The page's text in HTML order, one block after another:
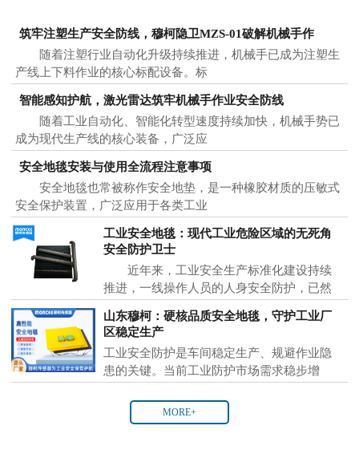
筑牢注塑生产安全防线，穆柯隐卫MZS-01破解机械手作
随着注塑行业自动化升级持续推进，机械手已成为注塑生
产线上下料作业的核心标配设备。标
智能感知护航，激光雷达筑牢机械手作业安全防线
随着工业自动化、智能化转型速度持续加快，机械手势已
成为现代生产线的核心装备，广泛应
安全地毯安装与使用全流程注意事项
安全地毯也常被称作安全地垫，是一种橡胶材质的压敏式
安全保护装置，广泛应用于各类工业
工业安全地毯：现代工业危险区域的无死角
安全防护卫士
近年来，工业安全生产标准化建设持续
推进，一线操作人员的人身安全防护，已然
山东穆柯：硬核品质安全地毯，守护工业厂
区稳定生产
工业安全防护是车间稳定生产、规避作业隐
患的关键。当前工业防护市场需求稳步增
MORE+